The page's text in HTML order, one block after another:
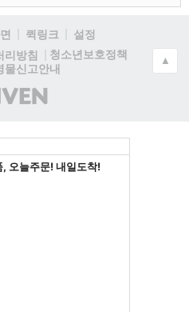
퀵링크
설정
리방침
청소년보호정책
물신고안내
(주)
인
▲